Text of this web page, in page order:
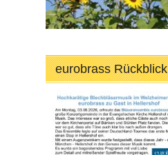
eurobrass Rückblick